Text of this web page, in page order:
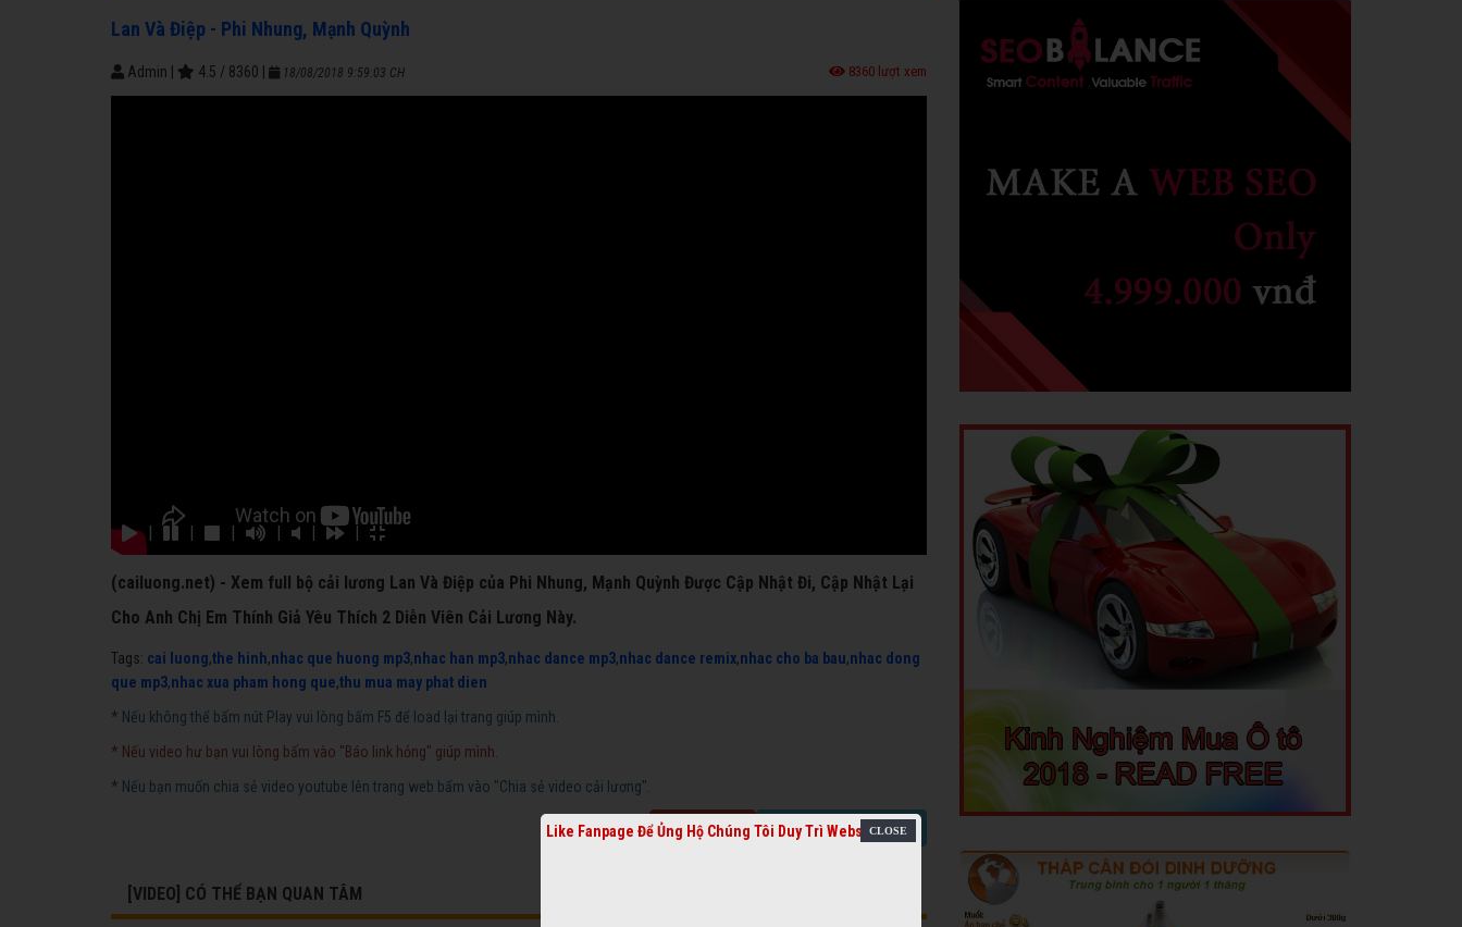
Lan Và Điệp - Phi Nhung, Mạnh Quỳnh
Admin 4.5 / 8360 18/08/2018 9:59:03 CH 8360 lượt xem
| | | | | |
(cailuong.net) - Xem full bộ cải lương Lan Và Điệp của Phi Nhung, Mạnh Quỳnh Được Cập Nhật Đi, Cập Nhật Lại
Cho Anh Chị Em Thính Giả Yêu Thích 2 Diễn Viên Cải Lương Này.
Tags: cai luong,the hinh,nhac que huong mp3,nhac han mp3,nhac dance mp3,nhac dance remix,nhac cho ba bau,nhac dong
que mp3,nhac xua pham hong que,thu mua may phat dien
* Nếu không thể bấm nút Play vui lòng bấm F5 để load lại trang giúp mình.
* Nếu video hư bạn vui lòng bấm vào "Báo link hỏng" giúp mình.
* Nếu bạn muốn chia sẻ video youtube lên trang web bấm vào "Chia sẻ video cải lương".
Báo link chết Chia sẻ video cải lương
[VIDEO] CÓ THỂ BẠN QUAN TÂM
Like Fanpage Để Ủng Hộ Chúng Tôi Duy Trì Website